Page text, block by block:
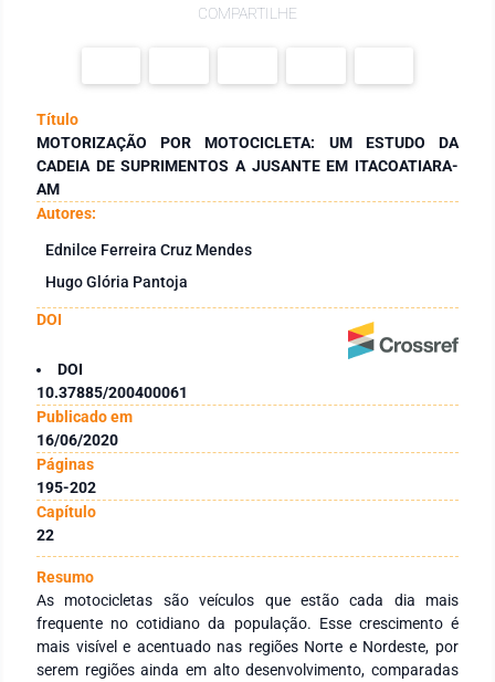
COMPARTILHE
Título
MOTORIZAÇÃO POR MOTOCICLETA: UM ESTUDO DA
CADEIA DE SUPRIMENTOS A JUSANTE EM ITACOATIARA-
AM
Autores:
Ednilce Ferreira Cruz Mendes
Hugo Glória Pantoja
DOI
DOI
10.37885/200400061
Publicado em
16/06/2020
Páginas
195-202
Capítulo
22
Resumo
As motocicletas são veículos que estão cada dia mais
frequente no cotidiano da população. Esse crescimento é
mais visível e acentuado nas regiões Norte e Nordeste, por
serem regiões ainda em alto desenvolvimento, comparadas